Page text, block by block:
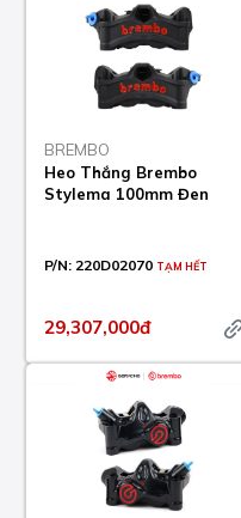
BREMBO
Heo Thắng Brembo
Stylema 100mm Đen
P/N: 220D02070 TẠM HẾT
29,307,000đ